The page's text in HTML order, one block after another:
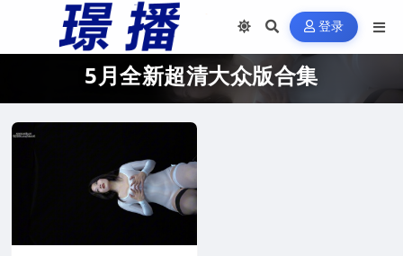
登录
5月全新超清大众版合集